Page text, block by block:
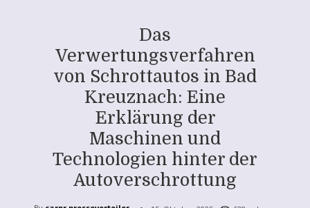
Das
Verwertungsverfahren
von Schrottautos in Bad
Kreuznach: Eine
Erklärung der
Maschinen und
Technologien hinter der
Autoverschrottung